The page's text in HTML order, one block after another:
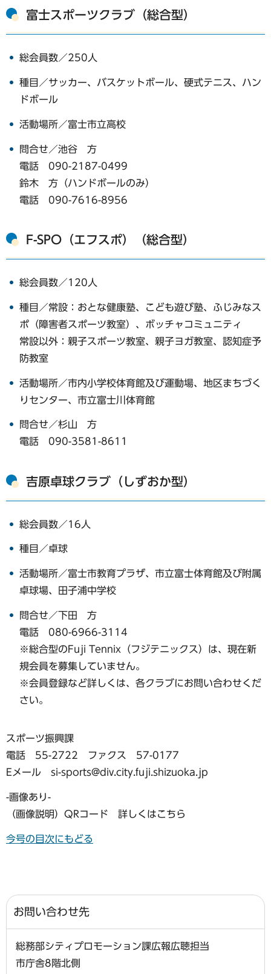
富士スポーツクラブ（総合型）
総会員数／250人
種目／サッカー、バスケットボール、硬式テニス、ハン
ドボール
活動場所／富士市立高校
問合せ／池谷 方
電話 090-2187-0499
鈴木 方（ハンドボールのみ）
電話 090-7616-8956
F-SPO（エフスポ）（総合型）
総会員数／120人
種目／常設：おとな健康塾、こども遊び塾、ふじみなス
ポ（障害者スポーツ教室）、ボッチャコミュニティ
​​​​​​​常設以外：親子スポーツ教室、親子ヨガ教室、認知症予
防教室
活動場所／市内小学校体育館及び運動場、地区まちづく
りセンター、市立富士川体育館
問合せ／杉山 方
電話 090-3581-8611
吉原卓球クラブ（しずおか型）
総会員数／16人
種目／卓球
活動場所／富士市教育プラザ、市立富士体育館及び附属
卓球場、田子浦中学校
問合せ／下田 方
電話 080-6966-3114
※総合型のFuji Tennix（フジテニックス）は、現在新
規会員を募集していません。
※会員登録など詳しくは、各クラブにお問い合わせくだ
さい。
スポーツ振興課
電話 55-2722 ファクス 57-0177
Eメール si-sports@div.city.fuji.shizuoka.jp
-画像あり-
（画像説明）QRコード 詳しくはこちら
今号の目次にもどる
お問い合わせ先
総務部シティプロモーション課広報広聴担当
市庁舎8階北側